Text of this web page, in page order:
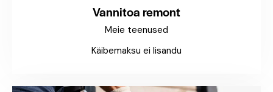
Vannitoa remont
Meie teenused
Käibemaksu ei lisandu